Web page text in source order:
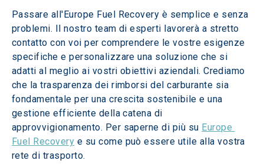
Passare all'Europe Fuel Recovery è semplice e senza
problemi. Il nostro team di esperti lavorerà a stretto
contatto con voi per comprendere le vostre esigenze
specifiche e personalizzare una soluzione che si
adatti al meglio ai vostri obiettivi aziendali. Crediamo
che la trasparenza dei rimborsi del carburante sia
fondamentale per una crescita sostenibile e una
gestione efficiente della catena di
approvvigionamento. Per saperne di più su Europe
Fuel Recovery e su come può essere utile alla vostra
rete di trasporto.